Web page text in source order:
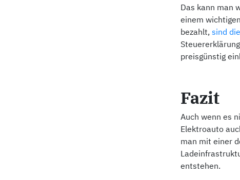
Das kann man
einem
bezahlt, sind
preisgünstig
Fazit
Auch wenn es
Elektroauto
man mit einer
entstehen.